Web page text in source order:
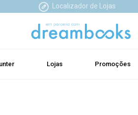
Localizador de Lojas
Lojas Promoções